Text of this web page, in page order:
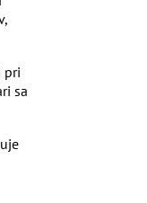
pri
sa